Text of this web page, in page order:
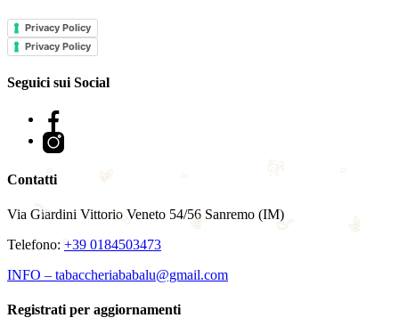
Privacy Policy
Privacy Policy
Seguici sui Social
Facebook
Instagram
Contatti
Via Giardini Vittorio Veneto 54/56 Sanremo (IM)
Telefono:+39 0184503473
INFO – tabaccheriababalu@gmail.com
Registrati per aggiornamenti